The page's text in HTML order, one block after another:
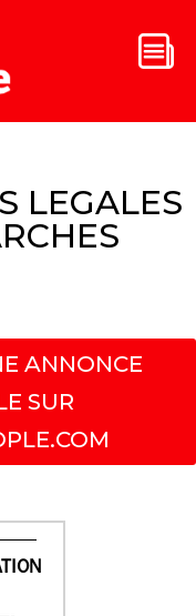
LEGALES
ANNONCE
SUR